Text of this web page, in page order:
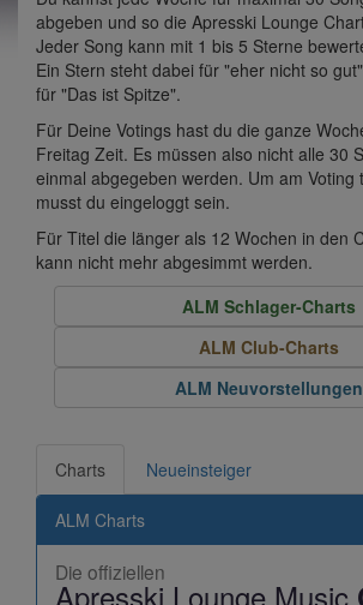
abgeben und so die Apresski Lounge
Jeder Song kann mit 1 bis 5 Sterne
Ein Stern steht dabei für "eher nicht so
für "Das ist Spitze".
Für Deine Votings hast du die ganze
Freitag Zeit. Es müssen also nicht alle 30
einmal abgegeben werden. Um am Voting
musst du eingeloggt sein.
Für Titel die länger als 12 Wochen in den
kann nicht mehr abgesimmt werden.
ALM Schlager-Charts
ALM Club-Charts
ALM Neuvorstellungen
Charts Neueinsteiger
ALM Charts
Die offiziellen
Apresski Lounge Music